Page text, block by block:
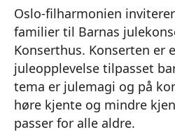
Oslo-filharmonien
familier til Barnas
Konserthus. Konserten er
juleopplevelse tilpasset
tema er julemagi og på
høre kjente og mindre
passer for alle aldre.